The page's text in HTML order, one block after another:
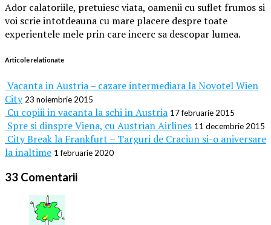
Ador calatoriile, pretuiesc viata, oamenii cu suflet frumos si
voi scrie intotdeauna cu mare placere despre toate
experientele mele prin care incerc sa descopar lumea.
Articole relationate
Vacanta in Austria – cazare intermediara la Novotel Wien
City 23 noiembrie 2015
Cu copiii in vacanta la schi in Austria 17 februarie 2015
Spre si dinspre Viena, cu Austrian Airlines 11 decembrie 2015
City Break la Frankfurt – Targuri de Craciun si-o aniversare
la inaltime 1 februarie 2020
33 Comentarii